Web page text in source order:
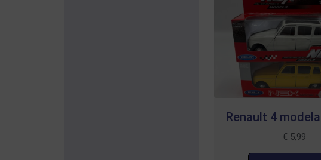
Renault 4
€ 5,99